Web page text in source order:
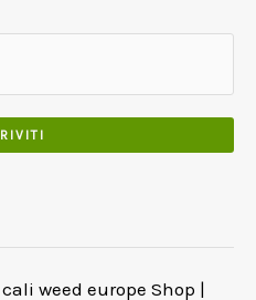
weed europe Shop |